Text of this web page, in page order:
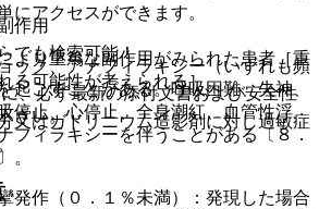
り重篤な副作用がみられた患者［重
る可能性が考えられる］。
はガドリニウム造影剤に対し過敏症
作用
ック、アナフィラキシー（いずれも頻
起こすことがある。呼吸困難、失神、
停止、心停止、全身潮紅、血管性浮
フィラキシーを伴うことがある〔８．
。
作（０．１％未満）：発現した場合
にアクセスができます。
でも検索可能！
、必ず最新の添付文書および安全性
さい。